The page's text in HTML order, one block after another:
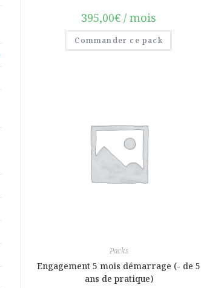
395,00€ / mois
Commander ce pack
Packs
Engagement 5 mois démarrage (- de 5
ans de pratique)